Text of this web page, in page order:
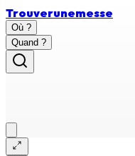
Trouverunemesse
Où ?
Quand ?